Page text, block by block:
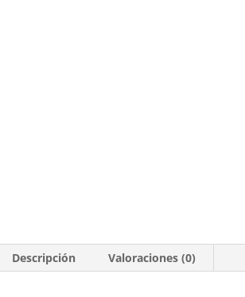
Descripción Valoraciones (0)